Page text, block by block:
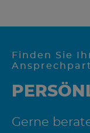
Finden Sie
Gerne